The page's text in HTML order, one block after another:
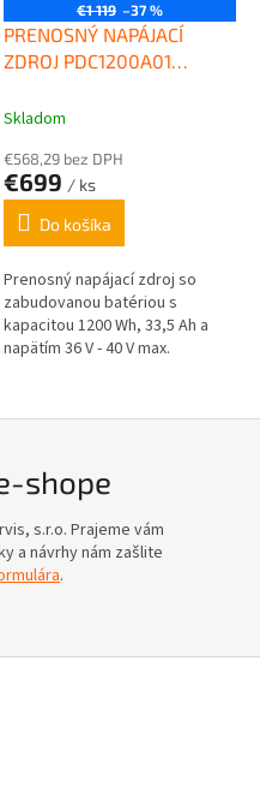
€1 119 –37 %
PRENOSNÝ NAPÁJACÍ
ZDROJ PDC1200A01
Skladom
€568,29 bez DPH
€699 / ks
Do košíka
Prenosný napájací zdroj so
zabudovanou batériou s
kapacitou 1200 Wh, 33,5 Ah a
napätím 36 V - 40 V max.
shope
s.r.o. Prajeme vám
a návrhy nám zašlite
.